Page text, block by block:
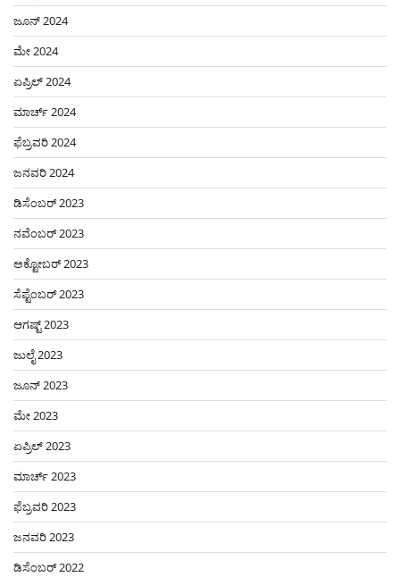
ಜೂನ್ 2024
ಮೇ 2024
ಏಪ್ರಿಲ್ 2024
ಮಾರ್ಚ್ 2024
ಫೆಬ್ರವರಿ 2024
ಜನವರಿ 2024
ಡಿಸೆಂಬರ್ 2023
ನವೆಂಬರ್ 2023
ಅಕ್ಟೋಬರ್ 2023
ಸೆಪ್ಟೆಂಬರ್ 2023
ಆಗಷ್ಟ್ 2023
ಜುಲೈ 2023
ಜೂನ್ 2023
ಮೇ 2023
ಏಪ್ರಿಲ್ 2023
ಮಾರ್ಚ್ 2023
ಫೆಬ್ರವರಿ 2023
ಜನವರಿ 2023
ಡಿಸೆಂಬರ್ 2022